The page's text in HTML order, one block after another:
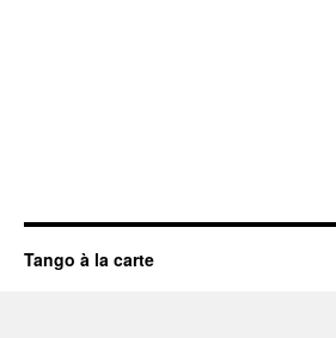
Tango à la carte